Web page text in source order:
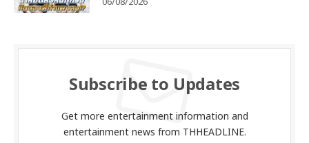
Subscribe to Updates
Get more entertainment information and
entertainment news from THHEADLINE.